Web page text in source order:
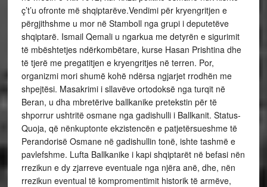
ç’t’u ofronte më shqiptarëve.Vendimi për kryengritjen e
përgjithshme u mor në Stamboll nga grupi i deputetëve
shqiptarë. Ismail Qemali u ngarkua me detyrën e sigurimit
të mbështetjes ndërkombëtare, kurse Hasan Prishtina dhe
të tjerë me pregatitjen e kryengritjes në terren. Por,
organizmi mori shumë kohë ndërsa ngjarjet rrodhën me
shpejtësi. Masakrimi i sllavëve ortodoksë nga turqit në
Beran, u dha mbretërive ballkanike pretekstin për të
shporrur ushtritë osmane nga gadishulli i Ballkanit. Status-
Quoja, që nënkuptonte ekzistencën e patjetërsueshme të
Perandorisë Osmane në gadishullin tonë, ishte tashmë e
pavlefshme. Lufta Ballkanike i kapi shqiptarët në befasi nën
rrezikun e dy zjarreve eventuale nga njëra anë, dhe, nën
rrezikun eventual të kompromentimit historik të armëve,